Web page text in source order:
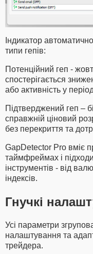
Індикатор
типи гепів:
Потенційний геп -
спостерігається
або активність у
Підтверджений геп –
справжній ціновий
без перекриття та
GapDetector Pro вміє
таймфреймах і
інструментів - від
індексів.
Гнучкі
Усі параметри
налаштування та
трейдера.